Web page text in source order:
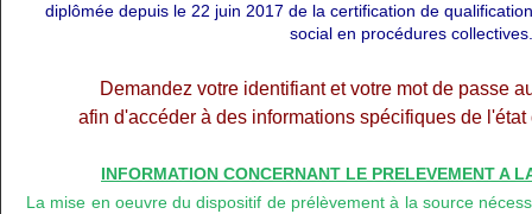
diplômée depuis le 22 juin 2017 de la certification de
social en procédures collectives.
Demandez votre identifiant et votre mot de passe
afin d'accéder à des informations spécifiques de
INFORMATION CONCERNANT LE PRELEVEMENT A
La mise en oeuvre du dispositif de prélèvement à la source